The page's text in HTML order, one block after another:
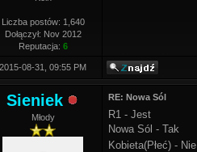
Liczba postów: 1,640
Dołączył: Nov 2012
Reputacja: 6
2015-08-31, 09:55 PM
Sieniek
Młody
RE: Nowa Sól
R1 - Jest
Nowa Sól - Tak
Kobieta(Płeć) -